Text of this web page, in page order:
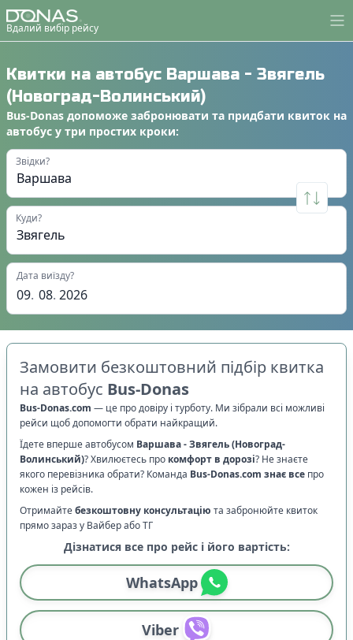
Вдалий вибір рейсу
Квитки на автобус Варшава - Звягель
(Новоград-Волинський)
Bus-Donas допоможе забронювати та придбати квиток на
автобус у три простих кроки:
Звідки?
Куди?
Дата виїзду?
09. 08. 2026
Замовити безкоштовний підбір квитка
на автобус Bus-Donas
Bus-Donas.com — це про довіру і турботу. Ми зібрали всі можливі
рейси щоб допомогти обрати найкращий.
Їдете вперше автобусом Варшава-Звягель (Новоград-
Волинський)? Хвилюєтесь про комфорт в дорозі? Не знаєте
якого перевізника обрати? Команда Bus-Donas.com знає все про
кожен із рейсів.
Отримайтебезкоштовну консультацію та забронюйте квиток
прямо зараз у Вайбер або ТГ
Дізнатися все про рейс і його вартість:
WhatsApp
Viber